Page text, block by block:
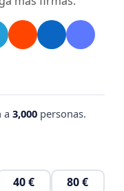
respecto a esta
JUSTO.
LA FUERZA
a 3,000 personas.
40 € 80 €